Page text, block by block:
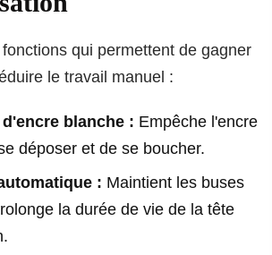
qui permettent de gagner
le travail manuel :
blanche : Empêche l'encre
déposer et de se boucher.
: Maintient les buses
la durée de vie de la tête